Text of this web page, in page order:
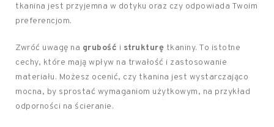
tkanina jest przyjemna w dotyku oraz czy odpowiada Twoim
preferencjom.
Zwróć uwagę na grubość i strukturę tkaniny. To istotne
cechy, które mają wpływ na trwałość i zastosowanie
materiału. Możesz ocenić, czy tkanina jest wystarczająco
mocna, by sprostać wymaganiom użytkowym, na przykład
odporności na ścieranie.